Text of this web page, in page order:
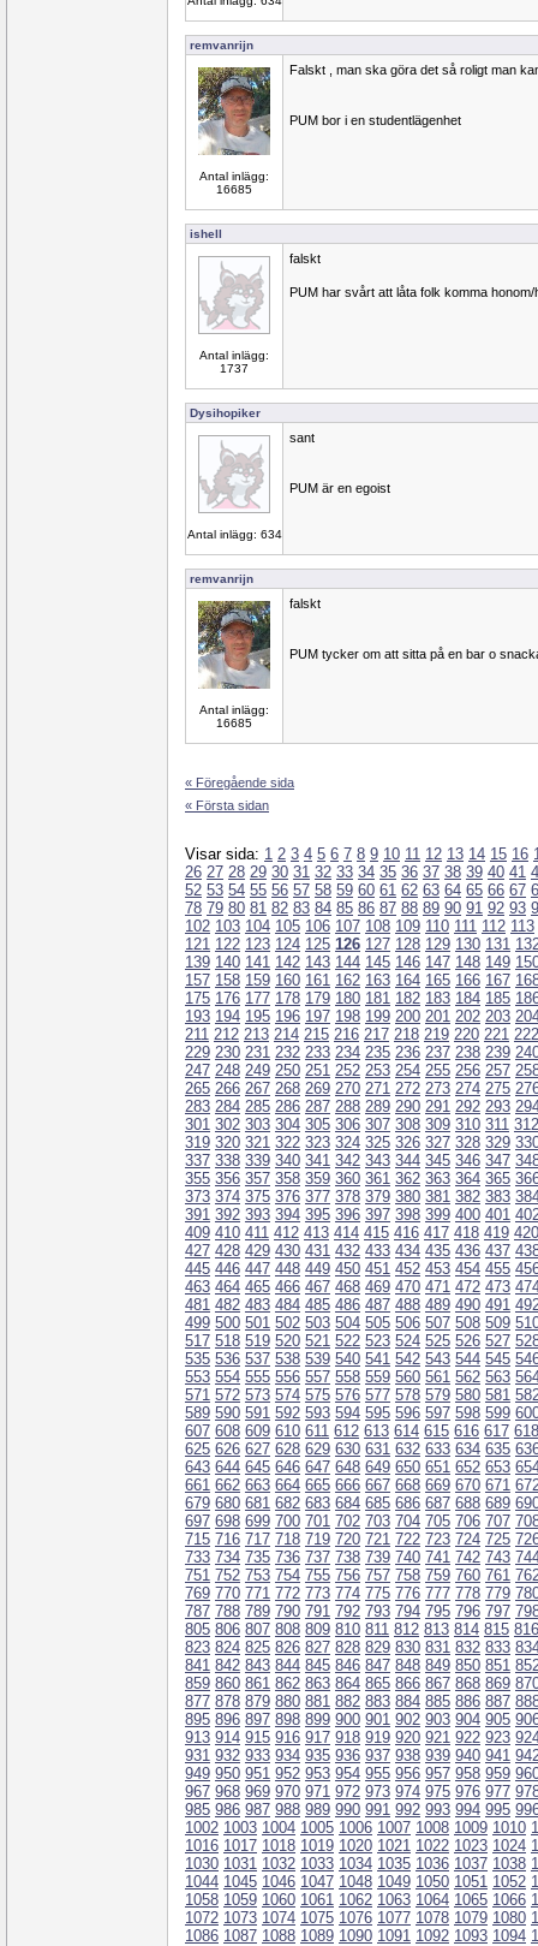
remvanrijn
Antal inlägg:
16685
Falskt , man ska göra det så roligt man
PUM bor i en studentlägenhet
ishell
Antal inlägg:
1737
falskt
PUM har svårt att låta folk komma honom/
Dysihopiker
Antal inlägg: 634
sant
PUM är en egoist
remvanrijn
Antal inlägg:
16685
falskt
PUM tycker om att sitta på en bar o
« Föregående sida
« Första sidan
Visar sida: 1 2 3 4 5 6 7 8 9 10 11 12 13 14 15 16
26 27 28 29 30 31 32 33 34 35 36 37 38 39 40 41
52 53 54 55 56 57 58 59 60 61 62 63 64 65 66 67
78 79 80 81 82 83 84 85 86 87 88 89 90 91 92 93
102 103 104 105 106 107 108 109 110 111 112 113
121 122 123 124 125 126 127 128 129 130 131
139 140 141 142 143 144 145 146 147 148 149
157 158 159 160 161 162 163 164 165 166 167
175 176 177 178 179 180 181 182 183 184 185
193 194 195 196 197 198 199 200 201 202 203
211 212 213 214 215 216 217 218 219 220 221 222
229 230 231 232 233 234 235 236 237 238 239
247 248 249 250 251 252 253 254 255 256 257
265 266 267 268 269 270 271 272 273 274 275
283 284 285 286 287 288 289 290 291 292 293
301 302 303 304 305 306 307 308 309 310 311 312
319 320 321 322 323 324 325 326 327 328 329
337 338 339 340 341 342 343 344 345 346 347
355 356 357 358 359 360 361 362 363 364 365
373 374 375 376 377 378 379 380 381 382 383
391 392 393 394 395 396 397 398 399 400 401
409 410 411 412 413 414 415 416 417 418 419 420
427 428 429 430 431 432 433 434 435 436 437
445 446 447 448 449 450 451 452 453 454 455
463 464 465 466 467 468 469 470 471 472 473
481 482 483 484 485 486 487 488 489 490 491
499 500 501 502 503 504 505 506 507 508 509
517 518 519 520 521 522 523 524 525 526 527
535 536 537 538 539 540 541 542 543 544 545
553 554 555 556 557 558 559 560 561 562 563
571 572 573 574 575 576 577 578 579 580 581
589 590 591 592 593 594 595 596 597 598 599
607 608 609 610 611 612 613 614 615 616 617 618
625 626 627 628 629 630 631 632 633 634 635
643 644 645 646 647 648 649 650 651 652 653
661 662 663 664 665 666 667 668 669 670 671
679 680 681 682 683 684 685 686 687 688 689
697 698 699 700 701 702 703 704 705 706 707
715 716 717 718 719 720 721 722 723 724 725
733 734 735 736 737 738 739 740 741 742 743
751 752 753 754 755 756 757 758 759 760 761
769 770 771 772 773 774 775 776 777 778 779
787 788 789 790 791 792 793 794 795 796 797
805 806 807 808 809 810 811 812 813 814 815 816
823 824 825 826 827 828 829 830 831 832 833
841 842 843 844 845 846 847 848 849 850 851
859 860 861 862 863 864 865 866 867 868 869
877 878 879 880 881 882 883 884 885 886 887
895 896 897 898 899 900 901 902 903 904 905
913 914 915 916 917 918 919 920 921 922 923
931 932 933 934 935 936 937 938 939 940 941
949 950 951 952 953 954 955 956 957 958 959
967 968 969 970 971 972 973 974 975 976 977
985 986 987 988 989 990 991 992 993 994 995
1002 1003 1004 1005 1006 1007 1008 1009 1010
1016 1017 1018 1019 1020 1021 1022 1023 1024
1030 1031 1032 1033 1034 1035 1036 1037 1038
1044 1045 1046 1047 1048 1049 1050 1051 1052
1058 1059 1060 1061 1062 1063 1064 1065 1066
1072 1073 1074 1075 1076 1077 1078 1079 1080
1086 1087 1088 1089 1090 1091 1092 1093 1094